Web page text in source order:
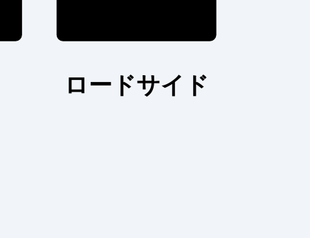
ロードサイド